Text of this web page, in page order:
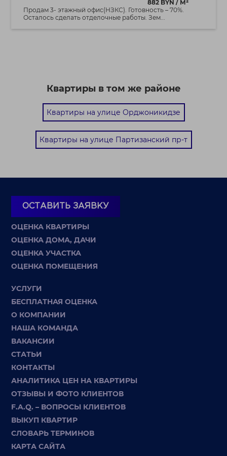
882 BYN / М²
Продам 3- этажный офис(НЗКС). Готовность – 70%.
Осталось сделать отделочные работы. Зем...
Квартиры в том же районе
Квартиры на улице Орджоникидзе
Квартиры на улице Партизанский пр-т
ОСТАВИТЬ ЗАЯВКУ
ОЦЕНКА КВАРТИРЫ
ОЦЕНКА ДОМА, ДАЧИ
ОЦЕНКА УЧАСТКА
ОЦЕНКА ПОМЕЩЕНИЯ
УСЛУГИ
БЕСПЛАТНАЯ ОЦЕНКА
О КОМПАНИИ
НАША КОМАНДА
ВАКАНСИИ
СТАТЬИ
КОНТАКТЫ
АНАЛИТИКА ЦЕН НА КВАРТИРЫ
ОТЗЫВЫ И ФОТО КЛИЕНТОВ
F.A.Q. – ВОПРОСЫ КЛИЕНТОВ
ВЫКУП КВАРТИР
СЛОВАРЬ ТЕРМИНОВ
КАРТА САЙТА